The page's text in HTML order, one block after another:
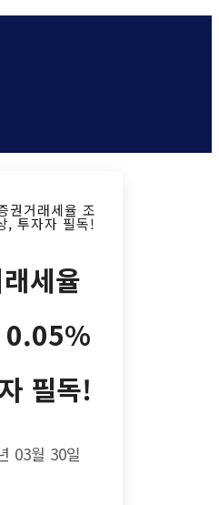
권거래세율 조
, 투자자 필독!
세율
0.05%
필독!
03월 30일